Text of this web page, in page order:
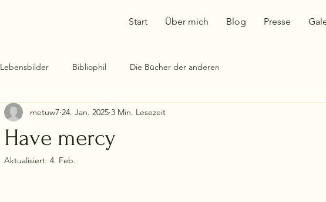
Start Über mich Blog Presse
Lebensbilder Bibliophil Die Bücher der anderen
Have mercy
metuw7 24. Jan. 2025 3 Min. Lesezeit
Aktualisiert: 4. Feb.